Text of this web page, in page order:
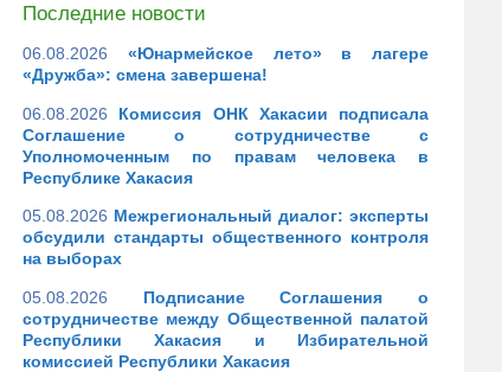
Последние новости
06.08.2026
«Юнармейское лето» в лагере
«Дружба»: смена завершена!
06.08.2026
Комиссия ОНК Хакасии подписала
Соглашение о сотрудничестве с
Уполномоченным по правам человека в
Республике Хакасия
05.08.2026 Межрегиональный диалог: эксперты
обсудили стандарты общественного контроля
на выборах
05.08.2026
Подписание Соглашения о
сотрудничестве между Общественной палатой
Республики Хакасия и Избирательной
комиссией Республики Хакасия